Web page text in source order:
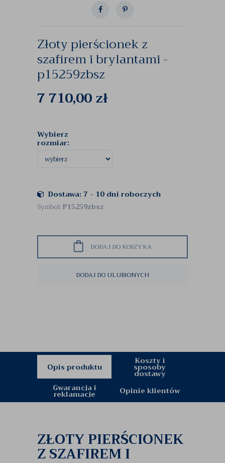
Złoty pierścionek z
szafirem i brylantami -
p15259zbsz
7 710,00zł
Wybierz
rozmiar:
Dostawa: 7 - 10 dni roboczych
Symbol:P15259zbsz
DODAJ DO KOSZYKA
DODAJ DO ULUBIONYCH
Opis produktu
Koszty i
sposoby
dostawy
Gwarancja i
reklamacje Opinie klientów
ZŁOTY PIERŚCIONEK
Z SZAFIREM I